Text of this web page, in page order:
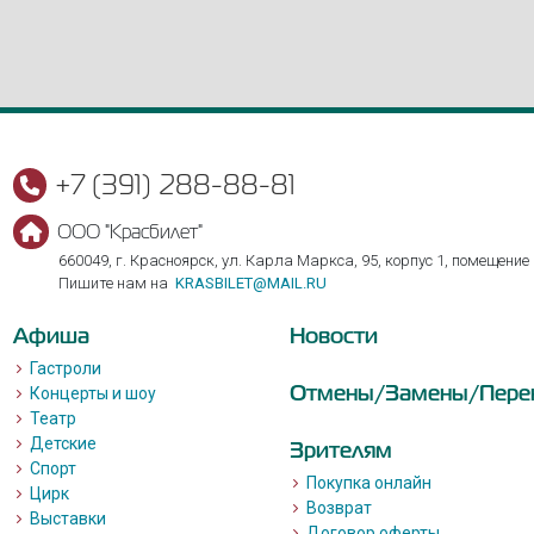
+7 (391) 288-88-81
ООО "Красбилет"
660049, г. Красноярск, ул. Карла Маркса, 95, корпус 1, помещение
Пишите нам на KRASBILET@MAIL.RU
Афиша
Гастроли
Концерты и шоу
Театр
Детские
Спорт
Цирк
Выставки
Новости
Отмены/Замены/
Зрителям
Покупка онлайн
Возврат